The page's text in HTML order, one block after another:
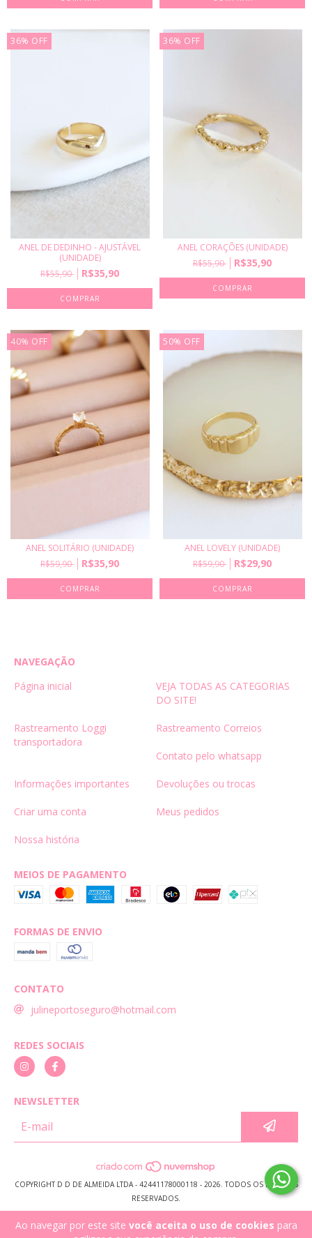
Ao navegar por este site você aceita o uso de cookies para
36% OFF
ANEL DE DEDINHO - AJUSTÁVEL
(UNIDADE)
R$55,90
R$35,90
36% OFF
ANEL CORAÇÕES (UNIDADE)
R$55,90
R$35,90
COMPRAR
40% OFF
ANEL SOLITÁRIO (UNIDADE)
R$59,90
R$35,90
COMPRAR
50% OFF
ANEL LOVELY (UNIDADE)
R$59,90
R$29,90
COMPRAR
NAVEGAÇÃO
Página inicial
VEJA TODAS AS CATEGORIAS
DO SITE!
Rastreamento Loggi
transportadora
Rastreamento Correios
Contato pelo whatsapp
Informações importantes Devoluções ou trocas
Criar uma conta Meus pedidos
Nossa história
MEIOS DE PAGAMENTO
FORMAS DE ENVIO
CONTATO
julineportoseguro@hotmail.com
REDES SOCIAIS
NEWSLETTER
COPYRIGHT D D DE ALMEIDA LTDA - 42441178000118 - 2026. TODOS OS DIREITOS
RESERVADOS.